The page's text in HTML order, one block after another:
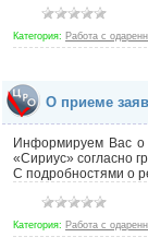
Категория: Работа с
О приеме
Информируем Вас о
«Сириус» согласно
С подробностями о
Категория: Работа с